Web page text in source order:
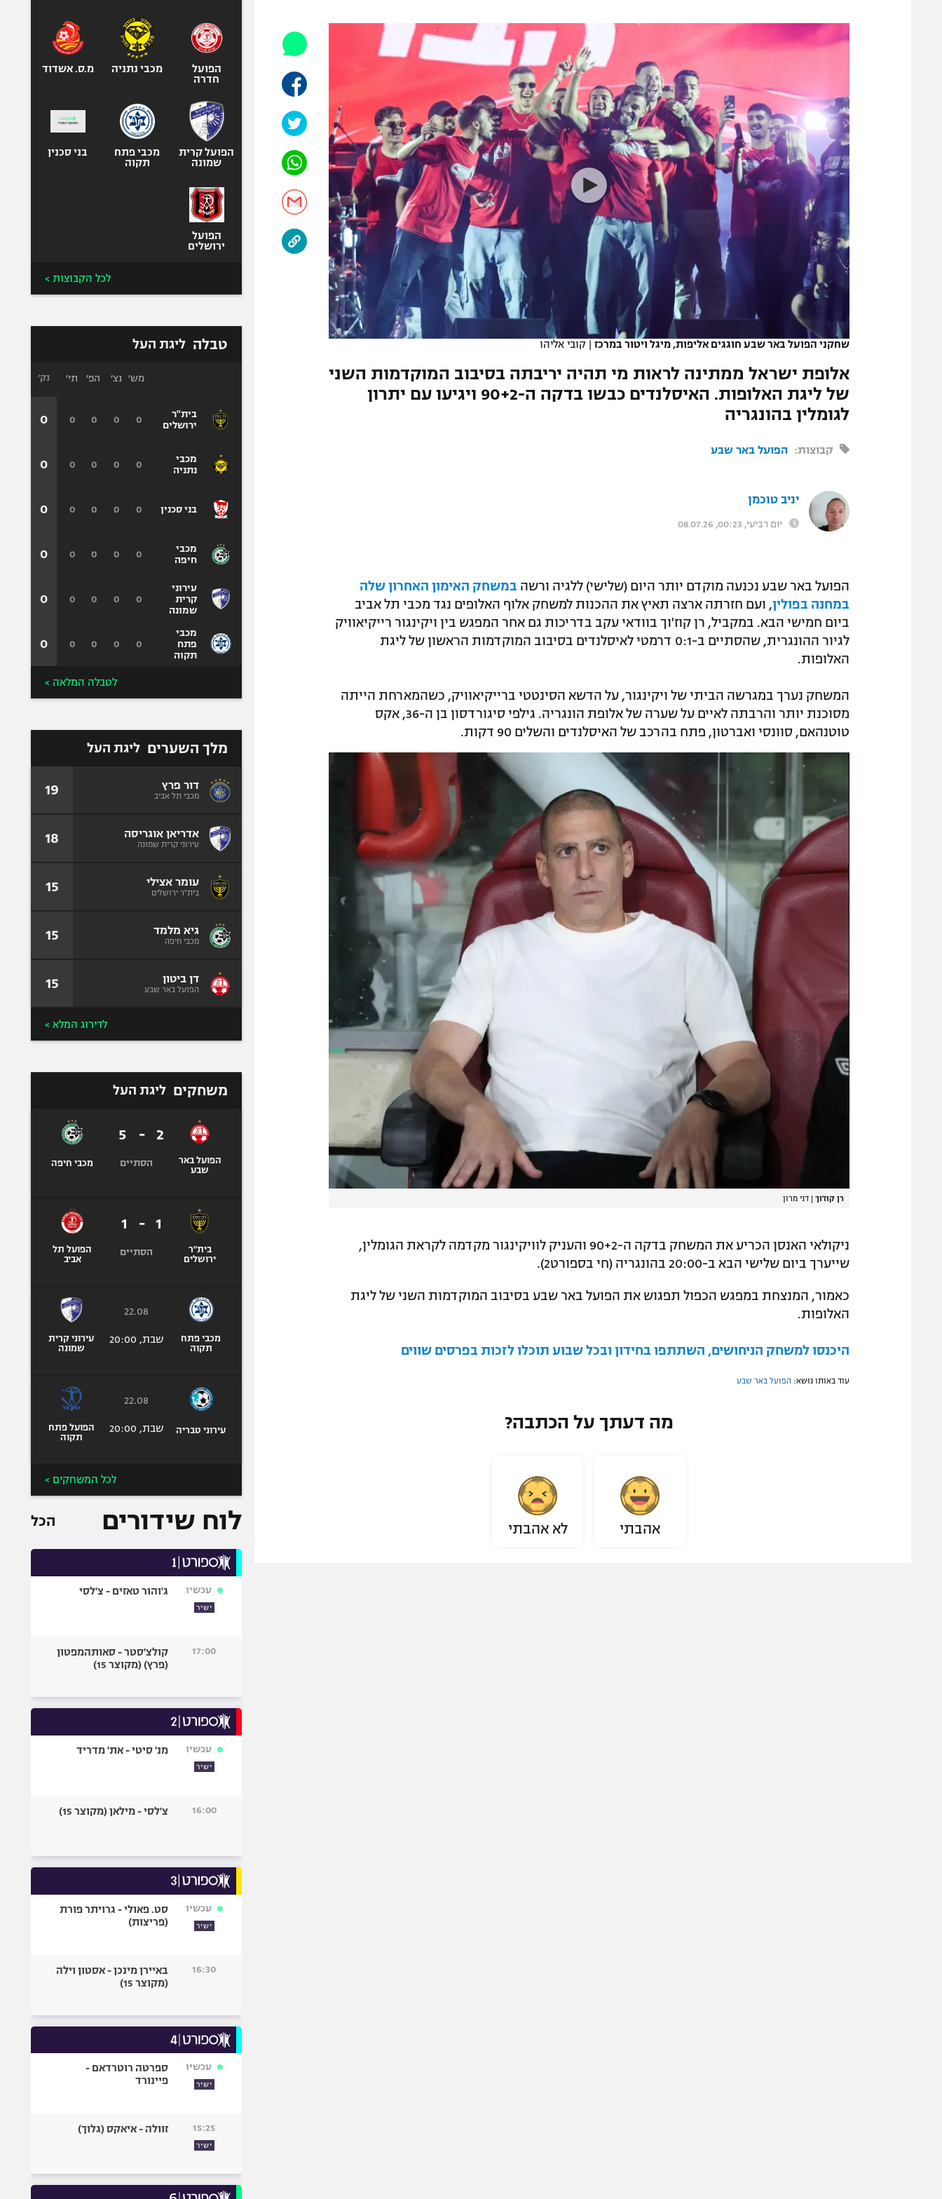
תקנון משתתפים וזוכים בפרסים
תקנון עבור פעילות אלקטרה
טניס
גיימינג E-Sports
תנאי שימוש
מדיניות פרטיות
תקנון פעילות ספורט 1
רשיון להקרנה פומבית לבית עסק
הצטרפות לחבילת הערוצים
לוח דרושים – ג'ובנט
הפועל תל אביב
הפועל חיפה
הפועל באר שבע
מכבי נתניה
בני יהודה
ליגה סינית
ליגה ברזילאית
ליגות נוספות
אופניים
ספורט מוטורי
כדורמים
בייסבול MLB
ספורט אתגרי
אומנויות לחימה
שחקני הפועל באר שבע חוגגים אליפות, מיגל ויטור במרכז | קובי אליהו
אלופת ישראל ממתינה לראות מי תהיה יריבתה בסיבוב המוקדמות השני
של ליגת האלופות. האיסלנדים כבשו בדקה ה-90+2 ויגיעו עם יתרון
לגומלין בהונגריה
קבוצות: הפועל באר שבע
יניב טוכמן
יום רביעי, 00:23, 08.07.26
הפועל באר שבע נכנעה מוקדם יותר היום (שלישי) ללגיה ורשה במשחק האימון האחרון שלה
במחנה בפולין, ועם חזרתה ארצה תאיץ את ההכנות למשחק אלוף האלופים נגד מכבי תל אביב
ביום חמישי הבא. במקביל, רן קוז'וך בוודאי עקב בדריכות גם אחר המפגש בין ויקינגור רייקיאוויק
לגיור ההונגרית, שהסתיים ב-0:1 דרמטי לאיסלנדים בסיבוב המוקדמות הראשון של ליגת
האלופות.
המשחק נערך במגרשה הביתי של ויקינגור, על הדשא הסינטטי ברייקיאוויק, כשהמארחת הייתה
מסוכנת יותר והרבתה לאיים על שערה של אלופת הונגריה. גילפי סיגורדסון בן ה-36, אקס
טוטנהאם, סוונסי ואברטון, פתח בהרכב של האיסלנדים והשלים 90 דקות.
רן קוז'וך | דני מרון
ניקולאי האנסן הכריע את המשחק בדקה ה-90+2 והעניק לוויקינגור מקדמה לקראת הגומלין,
שייערך ביום שלישי הבא ב-20:00 בהונגריה (חי בספורט2).
כאמור, המנצחת במפגש הכפול תפגוש את הפועל באר שבע בסיבוב המוקדמות השני של ליגת
האלופות.
היכנסו למשחק הניחושים, השתתפו בחידון ובכל שבוע תוכלו לזכות בפרסים שווים
עוד באותו נושא: הפועל באר שבע
מה דעתך על הכתבה?
אהבתי לא אהבתי
הפועל
חדרה
מכבי נתניה מ.ס. אשדוד
הפועל קרית
שמונה
מכבי פתח
תקוה
בני סכנין
הפועל
ירושלים
לכל הקבוצות >
טבלה ליגת העל
בית"ר
ירושלים
מכבי
נתניה
בני סכנין
מכבי
חיפה
עירוני
קרית
שמונה
מכבי
פתח
תקוה
מש׳ נצ׳ הפ׳ תי׳
0
0
0
0
0
0
0
0
0
0
0
0
0
0
0
0
0
0
0
0
0
0
0
0
נק׳
0
0
0
0
0
0
לטבלה המלאה >
מלך השערים ליגת העל
דור פרץ
מכבי תל אביב 19
אדריאן אוגריסה
עירוני קרית שמונה 18
עומר אצילי
בית"ר ירושלים 15
גיא מלמד
מכבי חיפה 15
דן ביטון
הפועל באר שבע 15
לדירוג המלא >
משחקים ליגת העל
הפועל באר
שבע
2
-
5
הסתיים מכבי חיפה
בית"ר
ירושלים
1
-
1
הסתיים
הפועל תל
אביב
מכבי פתח
תקוה
22.08
שבת, 20:00
עירוני קרית
שמונה
עירוני טבריה
22.08
שבת, 20:00
הפועל פתח
תקוה
לכל המשחקים >
לוח שידורים הכל
עכשיו
ישיר
ג'והור טאזים - צ'לסי
17:00
קולצ'סטר - סאותהמפטון
(פרץ) (מקוצר 15)
עכשיו
ישיר
מנ' סיטי - את' מדריד
16:00 צ'לסי - מילאן (מקוצר 15)
עכשיו
ישיר
סט. פאולי - גרויתר פורת
(פריצות)
16:30
באיירן מינכן - אסטון וילה
(מקוצר 15)
עכשיו
ישיר
ספרטה רוטרדאם -
פיינורד
15:25
ישיר
זוולה - איאקס (גלוך)